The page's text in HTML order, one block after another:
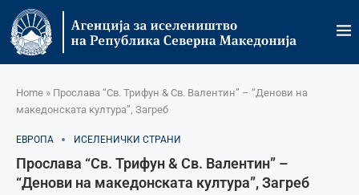
Home » Прослава “Св. Трифун & Св. Валентин” – “Денови на
македонската култура”, Загреб
ЕВРОПА ИСЕЛЕНИЧКИ СТРАНИ
Прослава “Св. Трифун & Св. Валентин” –
“Денови на македонската култура”, Загреб